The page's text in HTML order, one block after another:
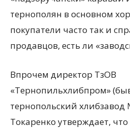
тернополян в основном
покупатели часто так и
продавцов, есть ли
Впрочем директор ТзОВ
«Тернопильхлибпром»
тернопольский
Токаренко утверждает,